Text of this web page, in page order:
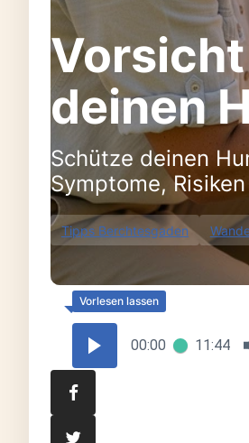
deinen
Schütze deinen
Symptome,
Tipps Berchtesgaden
00:00 11:44